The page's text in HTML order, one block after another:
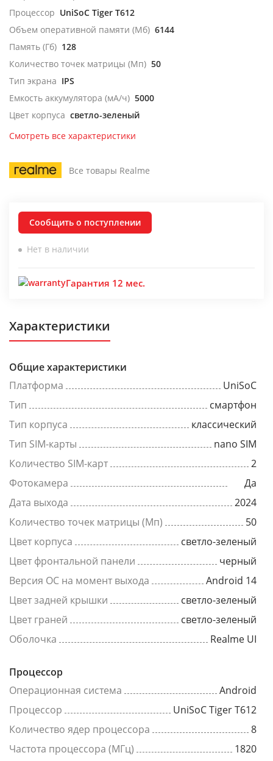
Процессор UniSoC Tiger T612
Объем оперативной памяти (Мб) 6144
Память (Гб) 128
Количество точек матрицы (Мп) 50
Тип экрана IPS
Емкость аккумулятора (мА/ч) 5000
Цвет корпуса светло-зеленый
Смотреть все характеристики
Все товары Realme
Сообщить о поступлении
Нет в наличии
Гарантия 12 мес.
Характеристики
Общие характеристики
Платформа
UniSoC
Тип
смартфон
Тип корпуса
классический
Тип SIM-карты
nano SIM
Количество SIM-карт
2
Фотокамера
Да
Дата выхода
2024
Количество точек матрицы (Мп)
50
Цвет корпуса
светло-зеленый
Цвет фронтальной панели
черный
Версия ОС на момент выхода
Android 14
Цвет задней крышки
светло-зеленый
Цвет граней
светло-зеленый
Оболочка
Realme UI
Процессор
Операционная система
Android
Процессор
UniSoC Tiger T612
Количество ядер процессора
8
Частота процессора (МГц)
1820